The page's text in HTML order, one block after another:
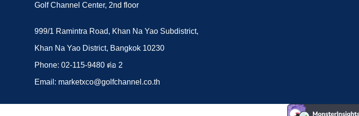
Golf Channel Center, 2nd floor
999/1 Ramintra Road, Khan Na Yao Subdistrict,
Khan Na Yao District, Bangkok 10230
Phone: 02-115-9480 ต่อ 2
Email: marketxco@golfchannel.co.th